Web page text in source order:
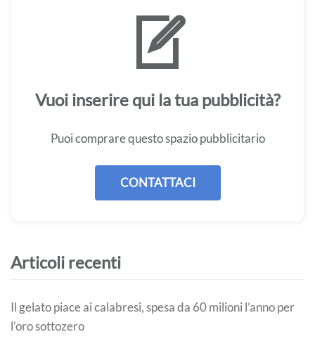
Vuoi inserire qui la tua pubblicità?
Puoi comprare questo spazio pubblicitario
CONTATTACI
Articoli recenti
Il gelato piace ai calabresi, spesa da 60 milioni l’anno per
l’oro sottozero